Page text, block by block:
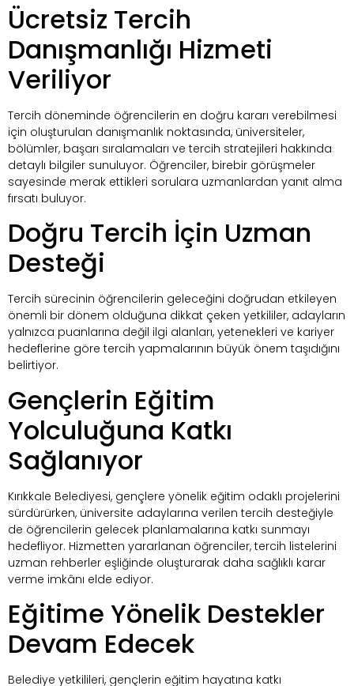
Ücretsiz Tercih
Danışmanlığı Hizmeti
Veriliyor
Tercih döneminde öğrencilerin en doğru kararı verebilmesi
için oluşturulan danışmanlık noktasında, üniversiteler,
bölümler, başarı sıralamaları ve tercih stratejileri hakkında
detaylı bilgiler sunuluyor. Öğrenciler, birebir görüşmeler
sayesinde merak ettikleri sorulara uzmanlardan yanıt alma
fırsatı buluyor.
Doğru Tercih İçin Uzman
Desteği
Tercih sürecinin öğrencilerin geleceğini doğrudan etkileyen
önemli bir dönem olduğuna dikkat çeken yetkililer, adayların
yalnızca puanlarına değil ilgi alanları, yetenekleri ve kariyer
hedeflerine göre tercih yapmalarının büyük önem taşıdığını
belirtiyor.
Gençlerin Eğitim
Yolculuğuna Katkı
Sağlanıyor
Kırıkkale Belediyesi, gençlere yönelik eğitim odaklı projelerini
sürdürürken, üniversite adaylarına verilen tercih desteğiyle
de öğrencilerin gelecek planlamalarına katkı sunmayı
hedefliyor. Hizmetten yararlanan öğrenciler, tercih listelerini
uzman rehberler eşliğinde oluşturarak daha sağlıklı karar
verme imkânı elde ediyor.
Eğitime Yönelik Destekler
Devam Edecek
Belediye yetkilileri, gençlerin eğitim hayatına katkı